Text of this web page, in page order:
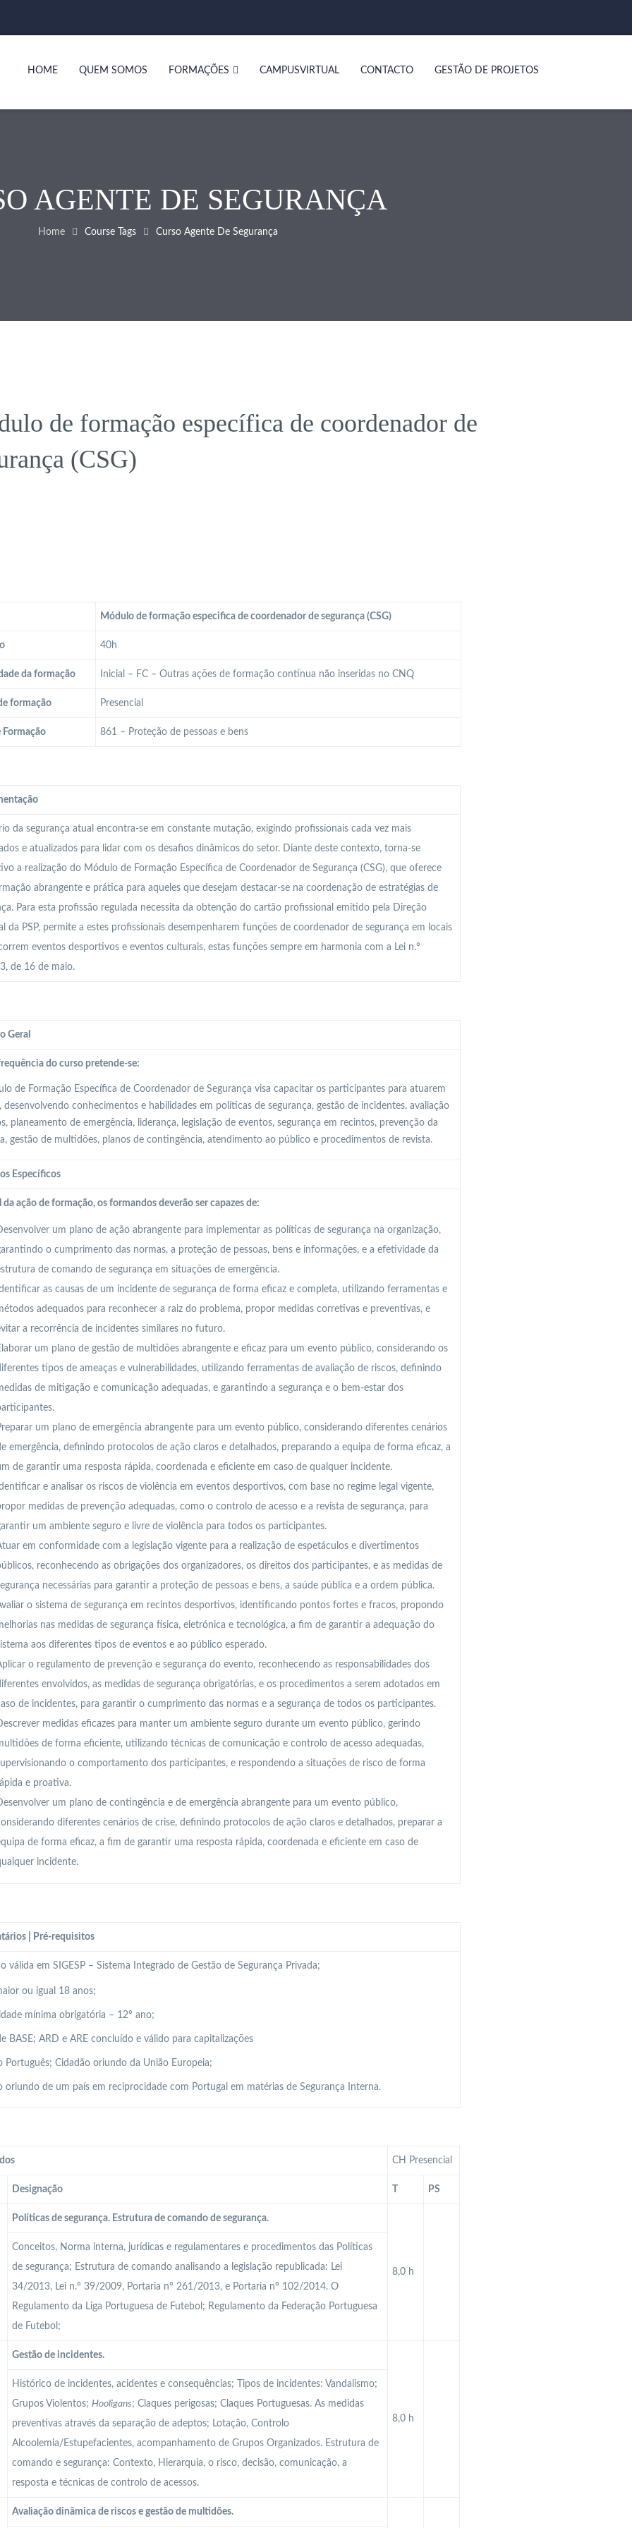
HOME QUEM SOMOS FORMAÇÕES CAMPUSVIRTUAL CONTACTO GESTÃO DE PROJETOS
AGENTE DE SEGURANÇA
Home Course Tags Curso Agente De Segurança
de formação específica de coordenador de
(CSG)
Módulo de formação especifica de coordenador de segurança (CSG)
40h
da formação Inicial – FC – Outras ações de formação contínua não inseridas no CNQ
formação Presencial
Formação 861 – Proteção de pessoas e bens
da segurança atual encontra-se em constante mutação, exigindo profissionais cada vez mais
e atualizados para lidar com os desafios dinâmicos do setor. Diante deste contexto, torna-se
a realização do Módulo de Formação Específica de Coordenador de Segurança (CSG), que oferece
abrangente e prática para aqueles que desejam destacar-se na coordenação de estratégias de
Para esta profissão regulada necessita da obtenção do cartão profissional emitido pela Direção
da PSP, permite a estes profissionais desempenharem funções de coordenador de segurança em locais
eventos desportivos e eventos culturais, estas funções sempre em harmonia com a Lei n.º
de 16 de maio.
Geral
do curso pretende-se:
de Formação Específica de Coordenador de Segurança visa capacitar os participantes para atuarem
desenvolvendo conhecimentos e habilidades em políticas de segurança, gestão de incidentes, avaliação
planeamento de emergência, liderança, legislação de eventos, segurança em recintos, prevenção da
gestão de multidões, planos de contingência, atendimento ao público e procedimentos de revista.
Específicos
da ação de formação, os formandos deverão ser capazes de:
um plano de ação abrangente para implementar as políticas de segurança na organização,
o cumprimento das normas, a proteção de pessoas, bens e informações, e a efetividade da
de comando de segurança em situações de emergência.
as causas de um incidente de segurança de forma eficaz e completa, utilizando ferramentas e
adequados para reconhecer a raiz do problema, propor medidas corretivas e preventivas, e
a recorrência de incidentes similares no futuro.
um plano de gestão de multidões abrangente e eficaz para um evento público, considerando os
tipos de ameaças e vulnerabilidades, utilizando ferramentas de avaliação de riscos, definindo
de mitigação e comunicação adequadas, e garantindo a segurança e o bem-estar dos
um plano de emergência abrangente para um evento público, considerando diferentes cenários
emergência, definindo protocolos de ação claros e detalhados, preparando a equipa de forma eficaz, a
de garantir uma resposta rápida, coordenada e eficiente em caso de qualquer incidente.
e analisar os riscos de violência em eventos desportivos, com base no regime legal vigente,
medidas de prevenção adequadas, como o controlo de acesso e a revista de segurança, para
um ambiente seguro e livre de violência para todos os participantes.
em conformidade com a legislação vigente para a realização de espetáculos e divertimentos
reconhecendo as obrigações dos organizadores, os direitos dos participantes, e as medidas de
necessárias para garantir a proteção de pessoas e bens, a saúde pública e a ordem pública.
o sistema de segurança em recintos desportivos, identificando pontos fortes e fracos, propondo
nas medidas de segurança física, eletrónica e tecnológica, a fim de garantir a adequação do
aos diferentes tipos de eventos e ao público esperado.
o regulamento de prevenção e segurança do evento, reconhecendo as responsabilidades dos
envolvidos, as medidas de segurança obrigatórias, e os procedimentos a serem adotados em
de incidentes, para garantir o cumprimento das normas e a segurança de todos os participantes.
medidas eficazes para manter um ambiente seguro durante um evento público, gerindo
de forma eficiente, utilizando técnicas de comunicação e controlo de acesso adequadas,
o comportamento dos participantes, e respondendo a situações de risco de forma
e proativa.
um plano de contingência e de emergência abrangente para um evento público,
diferentes cenários de crise, definindo protocolos de ação claros e detalhados, preparar a
de forma eficaz, a fim de garantir uma resposta rápida, coordenada e eficiente em caso de
incidente.
| Pré-requisitos
válida em SIGESP – Sistema Integrado de Gestão de Segurança Privada;
ou igual 18 anos;
mínima obrigatória – 12º ano;
BASE; ARD e ARE concluído e válido para capitalizações
Português; Cidadão oriundo da União Europeia;
oriundo de um país em reciprocidade com Portugal em matérias de Segurança Interna.
CH Presencial
Designação PS
Políticas de segurança. Estrutura de comando de segurança.
8,0 h
Conceitos, Norma interna, jurídicas e regulamentares e procedimentos das Políticas
de segurança; Estrutura de comando analisando a legislação republicada: Lei
34/2013, Lei n.º 39/2009, Portaria nº 261/2013, e Portaria nº 102/2014. O
Regulamento da Liga Portuguesa de Futebol; Regulamento da Federação Portuguesa
de Futebol;
Gestão de incidentes.
8,0 h
Histórico de incidentes, acidentes e consequências; Tipos de incidentes: Vandalismo;
Grupos Violentos; Hooligans; Claques perigosas; Claques Portuguesas. As medidas
preventivas através da separação de adeptos; Lotação, Controlo
Alcoolemia/Estupefacientes, acompanhamento de Grupos Organizados. Estrutura de
comando e segurança: Contexto, Hierarquia, o risco, decisão, comunicação, a
resposta e técnicas de controlo de acessos.
Avaliação dinâmica de riscos e gestão de multidões.